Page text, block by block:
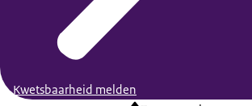
Kwetsbaarheid melden